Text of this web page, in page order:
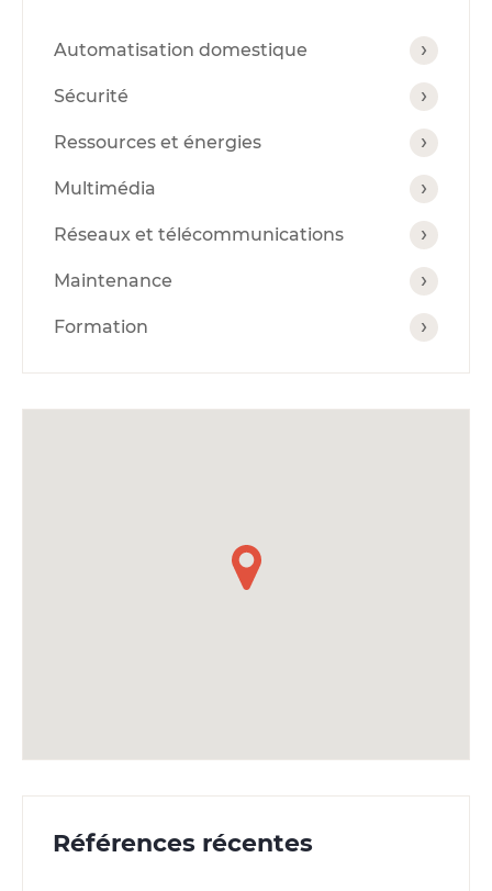
Automatisation domestique
Sécurité
Ressources et énergies
Multimédia
Réseaux et télécommunications
Maintenance
Formation
Références récentes